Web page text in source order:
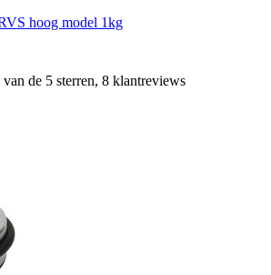
hoog model 1kg
de 5 sterren, 8 klantreviews